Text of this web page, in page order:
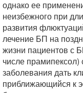
однако ее
неизбежного при
развития
лечение БП на
жизни пациентов с
числе
заболевания дать
приближающийся к